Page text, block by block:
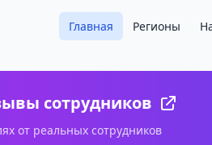
Главная Регионы
сотрудников
от реальных сотрудников